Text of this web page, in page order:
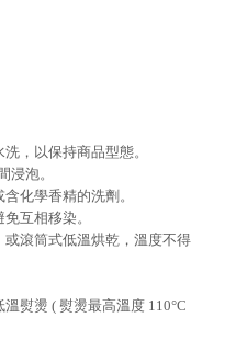
，以保持商品型態。
浸泡。
化學香精的洗劑。
互相移染。
滾筒式低溫烘乾，溫度不得
熨燙 ( 熨燙最高溫度 110°C